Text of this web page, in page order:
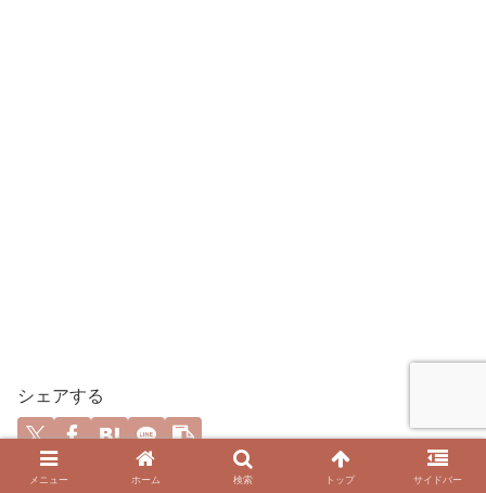
シェアする
メニュー ホーム 検索 トップ サイドバー